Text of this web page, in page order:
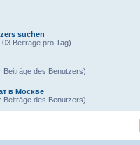
suchen
Beiträge pro Tag)
Beiträge des Benutzers)
в Москве
Beiträge des Benutzers)